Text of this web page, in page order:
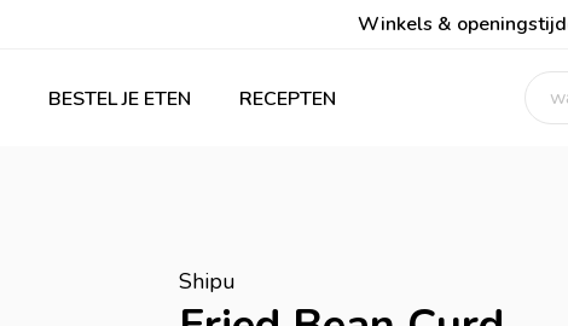
Winkels &
BESTEL JE ETEN RECEPTEN
Shipu